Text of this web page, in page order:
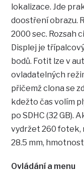
lokalizace. Jde
doostření obrazu.
2000 sec. Rozsah
Displej je
bodů. Fotit lze v
ovladatelných
přičemž clona se
kdežto čas volím
po SDHC (32 GB).
vydržet 260 fotek,
28.5 mm,
Ovládání a menu